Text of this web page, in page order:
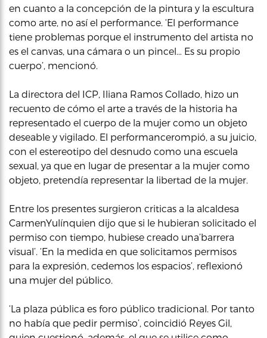
en cuanto a la concepción de la pintura y la escultura
como arte, no así el performance. ‘El performance
tiene problemas porque el instrumento del artista no
es el canvas, una cámara o un pincel… Es su propio
cuerpo’, mencionó.
La directora del ICP, Iliana Ramos Collado, hizo un
recuento de cómo el arte a través de la historia ha
representado el cuerpo de la mujer como un objeto
deseable y vigilado. El performancerompió, a su juicio,
con el estereotipo del desnudo como una escuela
sexual, ya que en lugar de presentar a la mujer como
objeto, pretendía representar la libertad de la mujer.
Entre los presentes surgieron criticas a la alcaldesa
CarmenYulínquien dijo que si le hubieran solicitado el
permiso con tiempo, hubiese creado una’barrera
visual’. ‘En la medida en que solicitamos permisos
para la expresión, cedemos los espacios’, reflexionó
una mujer del público.
‘La plaza pública es foro público tradicional. Por tanto
no había que pedir permiso’, coincidió Reyes Gil,